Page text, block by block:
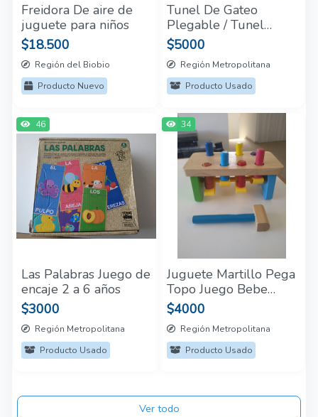
Freidora De aire de
juguete para niños
$18.500
Región del Biobio
Producto Nuevo
Tunel De Gateo
Plegable / Tunel
Infantil Plegable
$5000
Región Metropolitana
Producto Usado
46
Las Palabras Juego de
encaje 2 a 6 años
$3000
Región Metropolitana
Producto Usado
34
Juguete Martillo Pega
Topo Juego Bebe
Niños Banco De
Madera
$4000
Región Metropolitana
Producto Usado
Ver todo